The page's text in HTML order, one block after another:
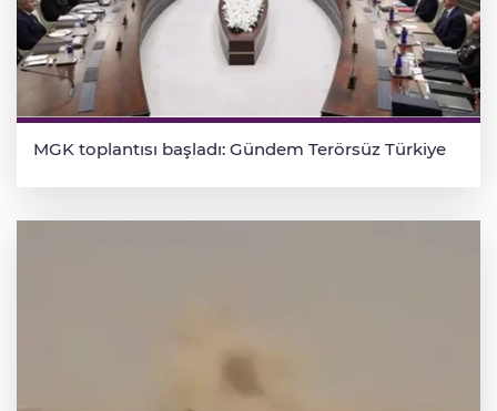
MGK toplantısı başladı: Gündem Terörsüz Türkiye